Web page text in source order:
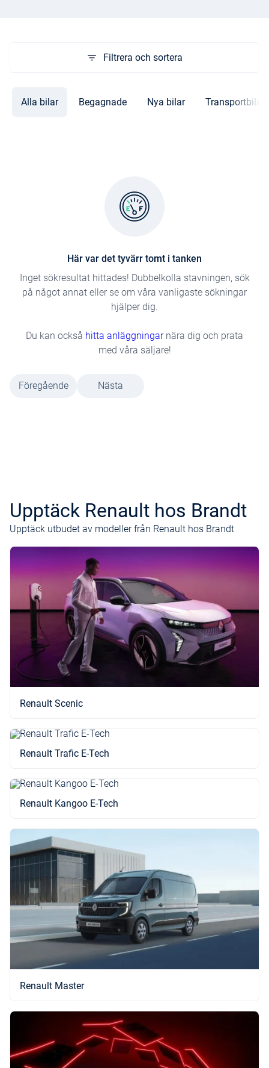
Filtrera och sortera
Alla bilar Begagnade Nya bilar Transportbilar
Här var det tyvärr tomt i tanken
Inget sökresultat hittades! Dubbelkolla stavningen, sök
på något annat eller se om våra vanligaste sökningar
hjälper dig.
Du kan också hitta anläggningarnära dig och prata
med våra säljare!
Föregående Nästa
Upptäck Renault hos Brandt
Upptäck utbudet av modeller från Renault hos Brandt
Renault Scenic
Renault Trafic E-Tech
Renault Kangoo E-Tech
Renault Master